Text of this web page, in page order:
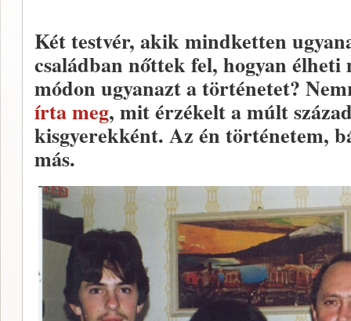
Két testvér, akik mindketten
családban nőttek fel, hogyan
módon ugyanazt a történetet?
írta meg, mit érzékelt a múlt
kisgyerekként. Az én történetem,
más.